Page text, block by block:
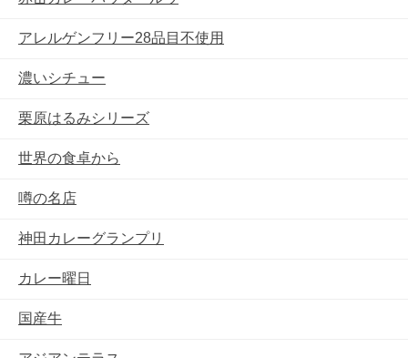
アレルゲンフリー28品目不使用
濃いシチュー
栗原はるみシリーズ
世界の食卓から
噂の名店
神田カレーグランプリ
カレー曜日
国産牛